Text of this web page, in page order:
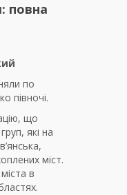
повна
по
півночі.
що
які на
міст.
в